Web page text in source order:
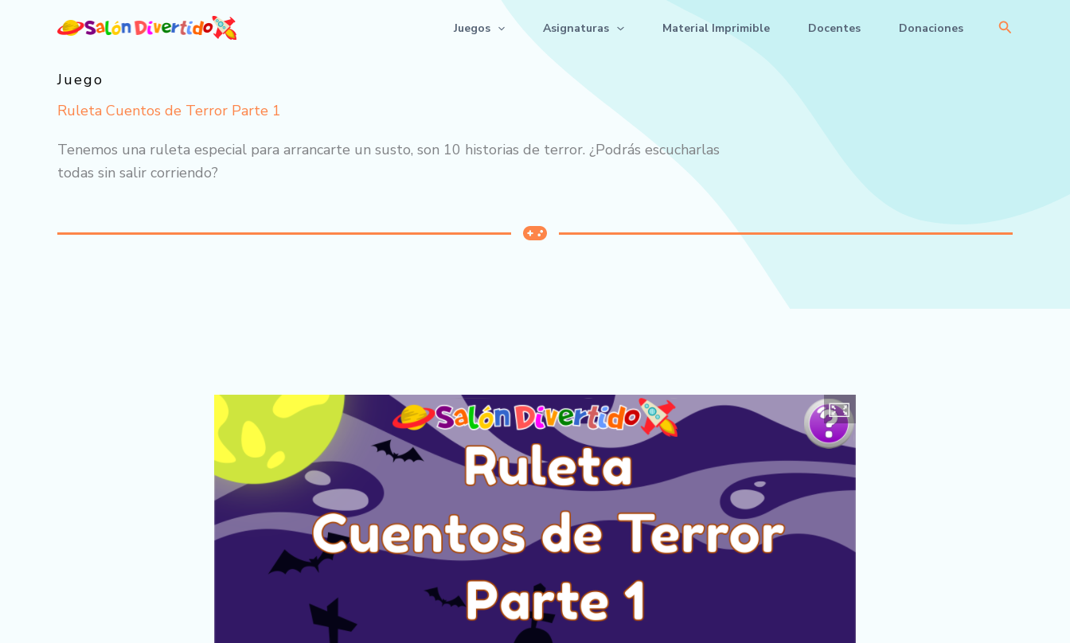
Juegos Asignaturas Material Imprimible Docentes Donaciones Buscar
Juego
Ruleta Cuentos de Terror Parte 1
Tenemos una ruleta especial para arrancarte un susto, son 10 historias de terror. ¿Podrás escucharlas
todas sin salir corriendo?